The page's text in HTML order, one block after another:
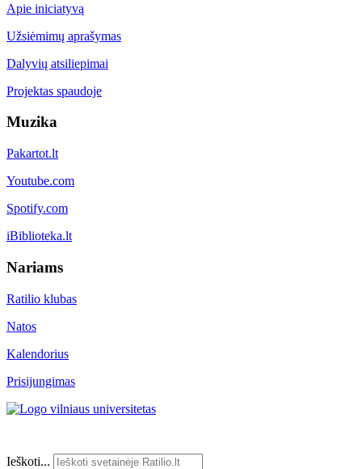
Apie iniciatyvą
Užsiėmimų aprašymas
Dalyvių atsiliepimai
Projektas spaudoje
Muzika
Pakartot.lt
Youtube.com
Spotify.com
iBiblioteka.lt
Nariams
Ratilio klubas
Natos
Kalendorius
Prisijungimas
Ieškoti...